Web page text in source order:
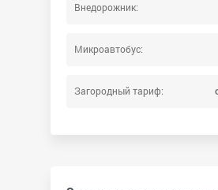
Внедорожник:
Микроавтобус:
Загородный тариф: